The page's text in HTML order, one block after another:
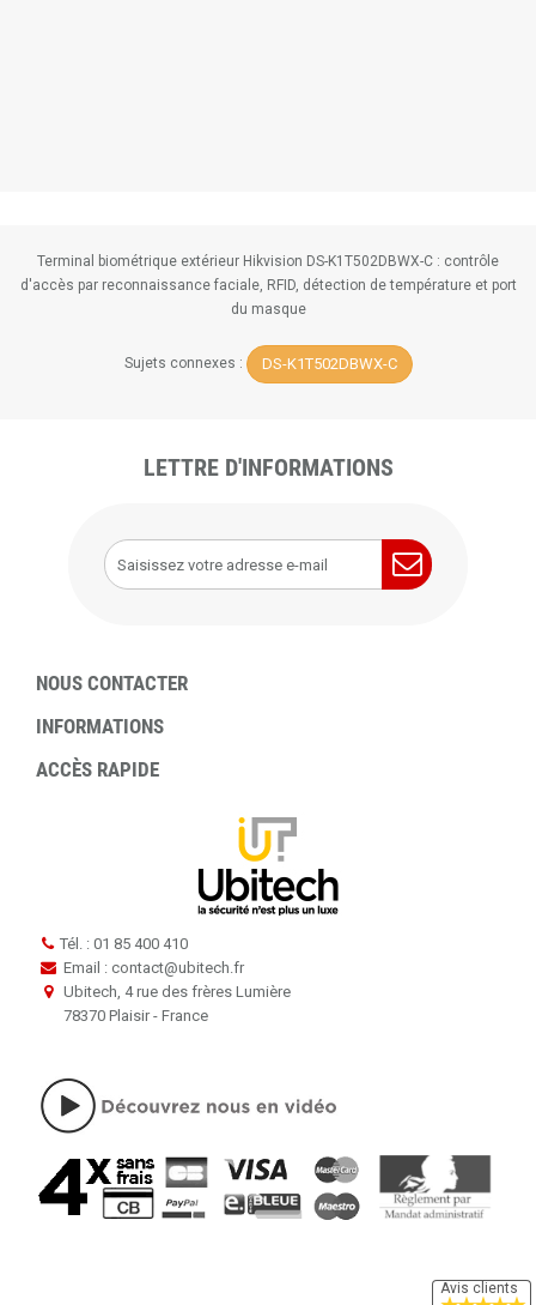
Avis clients
Terminal biométrique extérieur Hikvision DS-K1T502DBWX-C : contrôle
d'accès par reconnaissance faciale, RFID, détection de température et port
du masque
Sujets connexes : DS-K1T502DBWX-C
LETTRE D'INFORMATIONS
NOUS CONTACTER
INFORMATIONS
ACCÈS RAPIDE
Tél. : 01 85 400 410
Email : contact@ubitech.fr
Ubitech, 4 rue des frères Lumière
78370 Plaisir - France